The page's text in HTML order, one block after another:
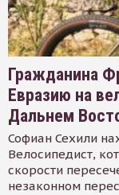
Гражданина
Евразию на
Дальнем
Софиан Сехили
Велосипедист,
скорости
незаконном